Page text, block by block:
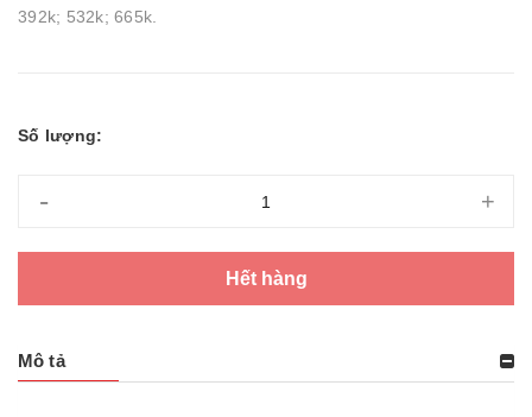
392k; 532k; 665k.
Số lượng:
- +
Hết hàng
Mô tả